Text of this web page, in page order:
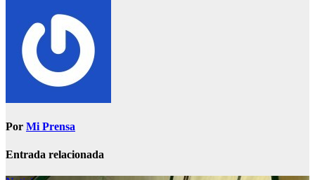
Por Mi Prensa
Entrada relacionada